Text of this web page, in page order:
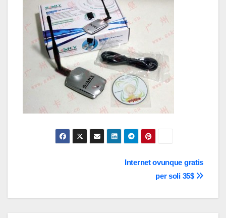
Internet ovunque gratis
per soli 35$